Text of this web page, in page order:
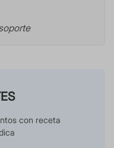
con receta